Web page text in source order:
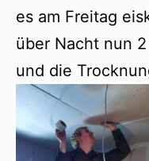
es am Freitag
über Nacht nun
und die